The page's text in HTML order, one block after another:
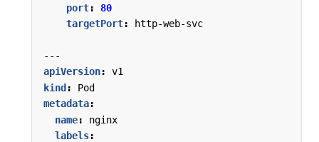
port:
80
targetPort: http-web-svc
---
apiVersion:
v1
kind :
Pod
metadata:
name:
nginx
labels: